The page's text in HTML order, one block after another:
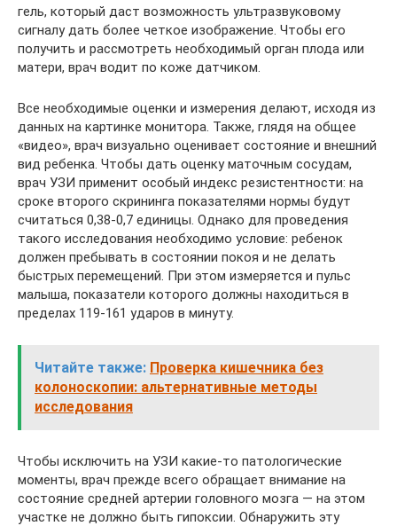
гель, который даст возможность ультразвуковому
сигналу дать более четкое изображение. Чтобы его
получить и рассмотреть необходимый орган плода или
матери, врач водит по коже датчиком.
Все необходимые оценки и измерения делают, исходя из
данных на картинке монитора. Также, глядя на общее
«видео», врач визуально оценивает состояние и внешний
вид ребенка. Чтобы дать оценку маточным сосудам,
врач УЗИ применит особый индекс резистентности: на
сроке второго скрининга показателями нормы будут
считаться 0,38-0,7 единицы. Однако для проведения
такого исследования необходимо условие: ребенок
должен пребывать в состоянии покоя и не делать
быстрых перемещений. При этом измеряется и пульс
малыша, показатели которого должны находиться в
пределах 119-161 ударов в минуту.
Читайте также: Проверка кишечника без
колоноскопии: альтернативные методы
исследования
Чтобы исключить на УЗИ какие-то патологические
моменты, врач прежде всего обращает внимание на
состояние средней артерии головного мозга — на этом
участке не должно быть гипоксии. Обнаружить эту